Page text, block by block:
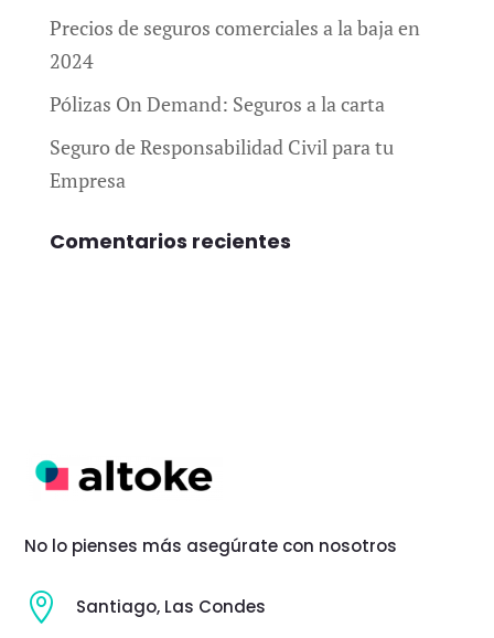
Precios de seguros comerciales a la baja en
2024
Pólizas On Demand: Seguros a la carta
Seguro de Responsabilidad Civil para tu
Empresa
Comentarios recientes
No lo pienses más asegúrate con nosotros
 Santiago, Las Condes